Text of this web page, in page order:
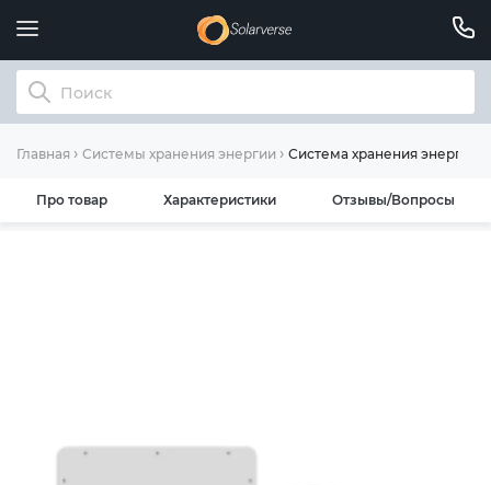
Главная Системы хранения энергии Система хранения энергии
Про товар Характеристики Отзывы/Вопросы